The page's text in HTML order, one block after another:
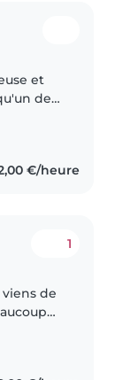
et
de
vous
€/heure
1
viens de
et à